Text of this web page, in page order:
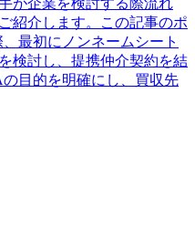
が企業を検討する際流れ
紹介します。この記事のポ
最初にノンネームシート
検討し、提携仲介契約を結
目的を明確にし、買収先